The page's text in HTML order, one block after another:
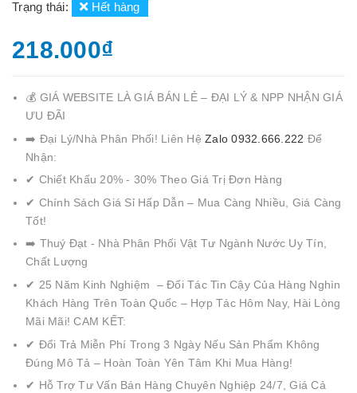
Trạng thái: Hết hàng
218.000₫
💰 GIÁ WEBSITE LÀ GIÁ BÁN LẺ – ĐẠI LÝ & NPP NHẬN GIÁ
ƯU ĐÃI
➡️ Đại Lý/Nhà Phân Phối! Liên Hệ Zalo 0932.666.222 Để
Nhận:
✔ Chiết Khấu 20% - 30% Theo Giá Trị Đơn Hàng
✔ Chính Sách Giá Sỉ Hấp Dẫn – Mua Càng Nhiều, Giá Càng
Tốt!
➡️ Thuý Đạt - Nhà Phân Phối Vật Tư Ngành Nước Uy Tín,
Chất Lượng
✔ 25 Năm Kinh Nghiệm – Đối Tác Tin Cậy Của Hàng Nghìn
Khách Hàng Trên Toàn Quốc – Hợp Tác Hôm Nay, Hài Lòng
Mãi Mãi! CAM KẾT:
✔ Đổi Trả Miễn Phí Trong 3 Ngày Nếu Sản Phẩm Không
Đúng Mô Tả – Hoàn Toàn Yên Tâm Khi Mua Hàng!
✔ Hỗ Trợ Tư Vấn Bán Hàng Chuyên Nghiệp 24/7, Giá Cả